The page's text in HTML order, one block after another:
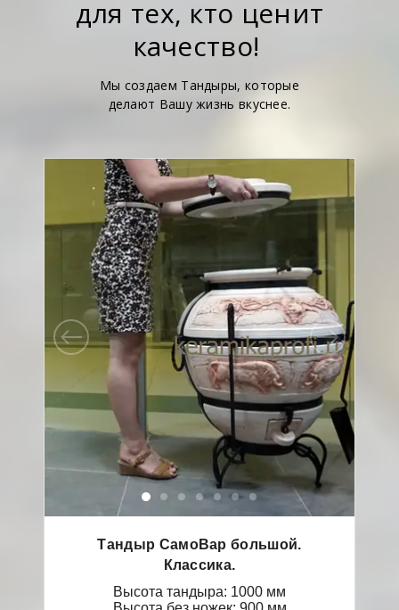
для тех, кто ценит
качество!
Мы создаем Тандыры, которые
делают Вашу жизнь вкуснее.
Тандыр СамоВар большой.
Классика.
Высота тандыра: 1000 мм